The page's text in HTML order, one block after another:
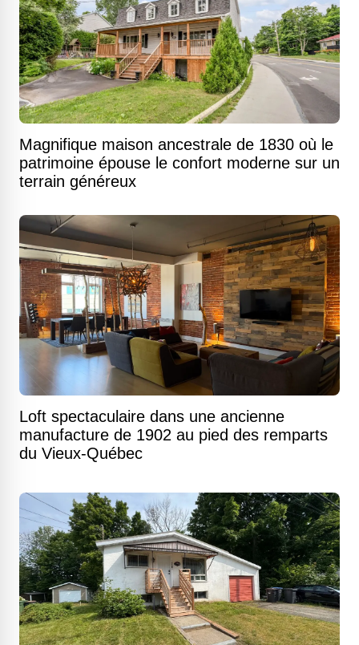
Magnifique maison ancestrale de 1830 où le
patrimoine épouse le confort moderne sur un
terrain généreux
Loft spectaculaire dans une ancienne
manufacture de 1902 au pied des remparts
du Vieux-Québec